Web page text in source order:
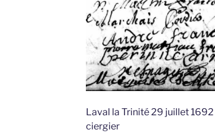
Laval la Trinité 29 juillet
ciergier